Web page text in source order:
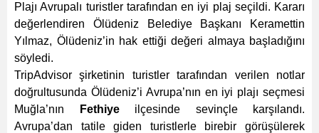
Plajı Avrupalı turistler tarafından en iyi plaj seçildi. Kararı
değerlendiren Ölüdeniz Belediye Başkanı Keramettin
Yılmaz, Ölüdeniz’in hak ettiği değeri almaya başladığını
söyledi.
TripAdvisor şirketinin turistler tarafından verilen notlar
doğrultusunda Ölüdeniz’i Avrupa’nın en iyi plajı seçmesi
Muğla’nın
Fethiyeilçesinde sevinçle karşılandı.
Avrupa’dan tatile giden turistlerle birebir görüşülerek